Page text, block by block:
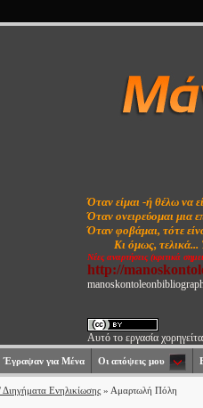
Όταν είμαι -ή θέλω να
Όταν ονειρεύομαι μια
Όταν φοβάμαι, τότε
Κι όμως, τελικά...
Νέες αναρτήσεις (κριτικά
http://
Αυτό το εργασία
Έγραψαν για Μένα Οι απόψεις μου
Ενηλικίωσης » Αμαρτωλή Πόλη